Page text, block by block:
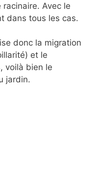
Avec le
dans tous les cas.
donc la migration
et le
voilà bien le
jardin.